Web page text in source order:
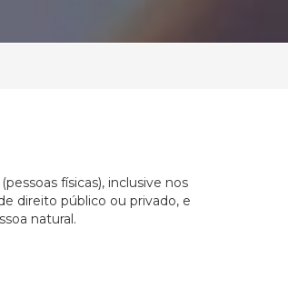
físicas), inclusive nos
direito público ou privado, e
natural.